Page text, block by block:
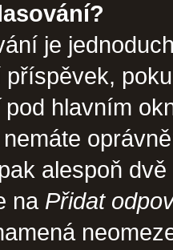
je
pod hlavním
alespoň
na Přidat